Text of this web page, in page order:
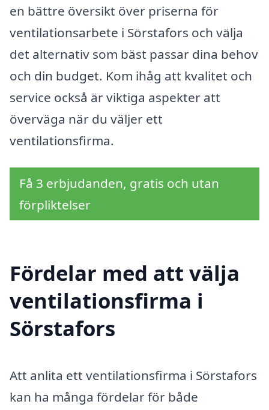
en bättre översikt över priserna för
ventilationsarbete i Sörstafors och välja
det alternativ som bäst passar dina behov
och din budget. Kom ihåg att kvalitet och
service också är viktiga aspekter att
överväga när du väljer ett
ventilationsfirma.
Få 3 erbjudanden, gratis och utan
förpliktelser
Fördelar med att välja
ventilationsfirma i
Sörstafors
Att anlita ett ventilationsfirma i Sörstafors
kan ha många fördelar för både